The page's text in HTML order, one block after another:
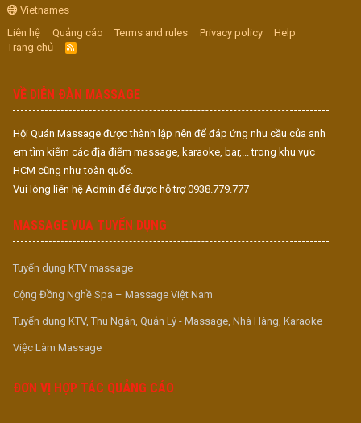
Vietnames
Liên hệ
Quảng cáo Terms and rules Privacy policy
Help
Trang chủ
R
S
VỀ DIỄN ĐÀN MASSAGE
Hội Quán Massage được thành lập nên để đáp ứng nhu cầu của anh
em tìm kiếm các địa điểm massage, karaoke, bar,... trong khu vực
HCM cũng như toàn quốc.
Vui lòng liên hệ Admin để được hỗ trợ 0938.779.777
MASSAGE VUA TUYỂN DỤNG
Tuyển dụng KTV massage
Cộng Đồng Nghề Spa – Massage Việt Nam
Tuyển dụng KTV, Thu Ngân, Quản Lý - Massage, Nhà Hàng, Karaoke
Việc Làm Massage
ĐƠN VỊ HỢP TÁC QUẢNG CÁO